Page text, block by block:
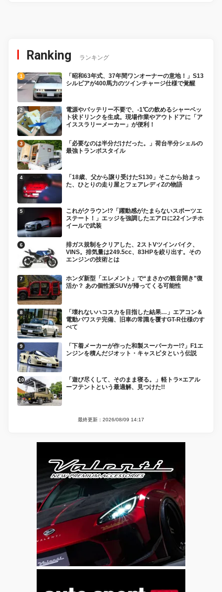
Ranking ランキング
「昭和63年式、37年間ワンオーナーの意地！」S13
シルビアが400馬力のツインチャージ仕様で覚醒
電源やバッテリー不要で、-1℃の飲めるシャーベッ
ト状ドリンクを生成。現場作業やアウトドアに「ア
イススラリーメーカー」が便利！
「必要なのは半分だけだった。」荷台半分シェルの
最強トランポスタイル
「18歳、父から譲り受けたS130」そこから始まっ
た、ひとりの走り屋とフェアレディZの物語
これがクラウン!?「躍動感がたまらないスポーツエ
ステート！」エッジを強調したエアロに22インチホ
イールで武装
排ガス規制をクリアした、2ストVツインバイク、
VINS。排気量は249.5cc、83HPを絞り出す。その
エンジンの技術とは
ホンダ新型「エレメント」で“まさかの観音開き”復
活か？ あの個性派SUVが帰ってくる可能性
「壊れないハコスカを目指した結果…」エアコン＆
電動パワステ完備、旧車の常識を覆すGT-R仕様のす
べて
「下着メーカーが作った和製スーパーカー!?」F1エ
ンジンを積んだジオット・キャスピタという伝説
「遊び尽くして、そのまま寝る。」軽トラ×エアル
ーフテントという最適解、見つけた!!
最終更新：2026/08/09 14:17